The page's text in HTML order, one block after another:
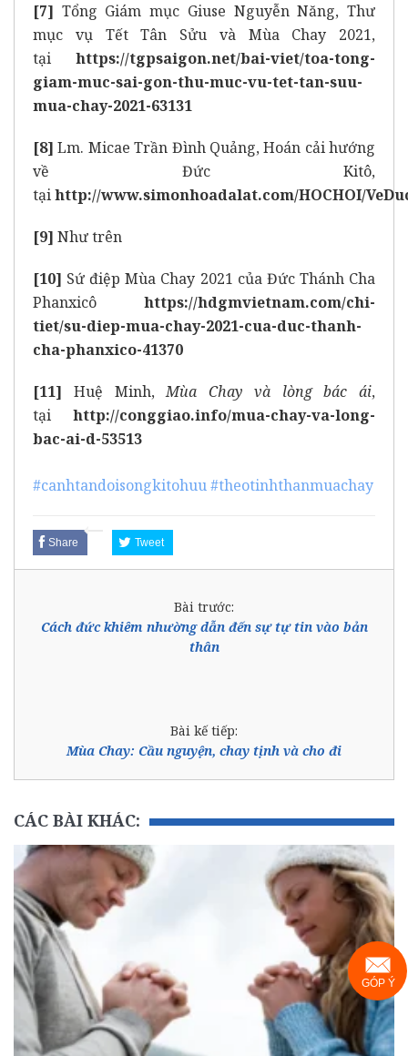
[7] Tổng Giám mục Giuse Nguyễn Năng, Thư
mục vụ Tết Tân Sửu và Mùa Chay 2021,
tại https://tgpsaigon.net/bai-viet/toa-tong-
giam-muc-sai-gon-thu-muc-vu-tet-tan-suu-
mua-chay-2021-63131
[8] Lm. Micae Trần Đình Quảng, Hoán cải hướng
về Đức Kitô,
tạihttp://www.simonhoadalat.com/HOCHOI/
[9] Như trên
[10] Sứ điệp Mùa Chay 2021 của Đức Thánh Cha
Phanxicô https://hdgmvietnam.com/chi-
tiet/su-diep-mua-chay-2021-cua-duc-thanh-
cha-phanxico-41370
[11] Huệ Minh,Mùa Chay và lòng bác ái,
tại http://conggiao.info/mua-chay-va-long-
bac-ai-d-53513
#canhtandoisongkitohuu#theotinhthanmuachay
Share Tweet
Bài trước:
Cách đức khiêm nhường dẫn đến sự tự tin vào bản
thân
Bài kế tiếp:
Mùa Chay: Cầu nguyện, chay tịnh và cho đi
CÁC BÀI KHÁC:
GÓP Ý